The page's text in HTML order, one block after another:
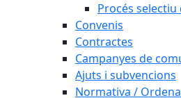
Procés
Convenis
Contractes
Campanyes de
Ajuts i subvencions
Normativa /